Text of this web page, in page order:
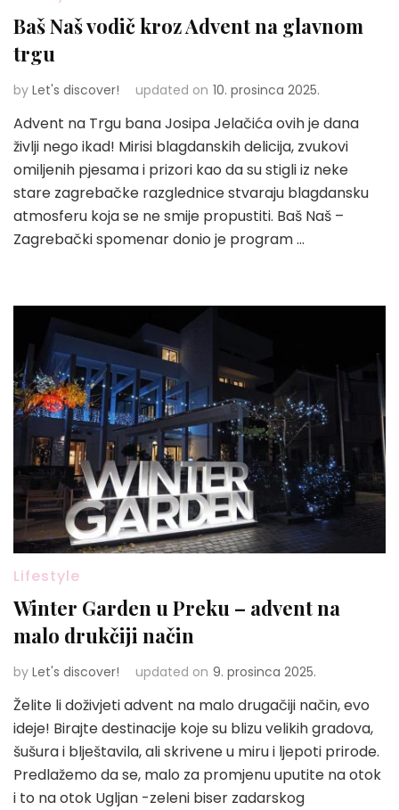
Baš Naš vodič kroz Advent na glavnom
trgu
by Let's discover! updated on 10. prosinca 2025.
Advent na Trgu bana Josipa Jelačića ovih je dana
življi nego ikad! Mirisi blagdanskih delicija, zvukovi
omiljenih pjesama i prizori kao da su stigli iz neke
stare zagrebačke razglednice stvaraju blagdansku
atmosferu koja se ne smije propustiti. Baš Naš –
Zagrebački spomenar donio je program …
Lifestyle
Winter Garden u Preku – advent na
malo drukčiji način
by Let's discover! updated on 9. prosinca 2025.
Želite li doživjeti advent na malo drugačiji način, evo
ideje! Birajte destinacije koje su blizu velikih gradova,
šušura i blještavila, ali skrivene u miru i ljepoti prirode.
Predlažemo da se, malo za promjenu uputite na otok
i to na otok Ugljan -zeleni biser zadarskog